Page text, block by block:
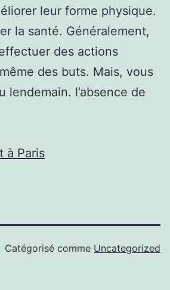
leur forme physique.
la santé. Généralement,
des actions
des buts. Mais, vous
l’absence de
à Paris
Catégorisé comme Uncategorized